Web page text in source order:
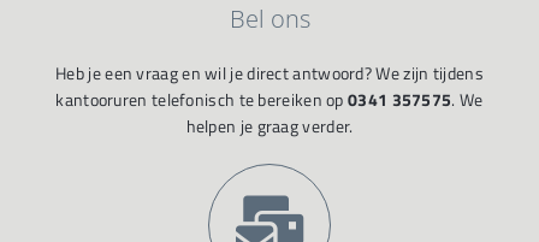
Bel ons
Heb je een vraag en wil je direct antwoord? We zijn tijdens
kantooruren telefonisch te bereiken op0341 357575. We
helpen je graag verder.